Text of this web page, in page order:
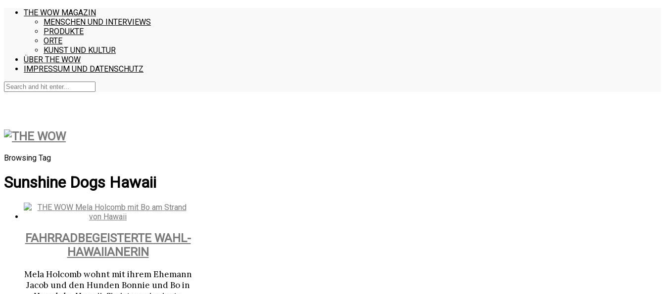
THE WOW MAGAZIN
MENSCHEN UND INTERVIEWS
PRODUKTE
ORTE
KUNST UND KULTUR
ÜBER THE WOW
IMPRESSUM UND DATENSCHUTZ
Browsing Tag
Sunshine Dogs Hawaii
FAHRRADBEGEISTERTE WAHL-
HAWAIIANERIN
Mela Holcomb wohnt mit ihrem Ehemann
Jacob und den Hunden Bonnie und Bo in